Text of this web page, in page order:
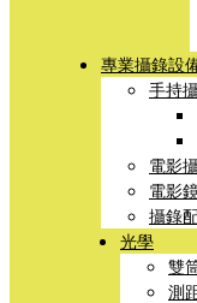
專業攝錄設
手持
電影
電影
攝錄
光學
雙
測